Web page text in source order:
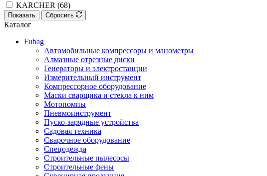
KARCHER (68)
Показать Сбросить
Каталог
Fubag
Автомобильные компрессоры и манометры
Алмазные отрезные диски
Генераторы и электростанции
Измерительный инструмент
Компрессорное оборудование
Маски сварщика и стекла к ним
Мотопомпы
Пневмоинструмент
Пуско-зарядные устройства
Садовая техника
Сварочное оборудование
Спецодежда
Строительные пылесосы
Строительные фены